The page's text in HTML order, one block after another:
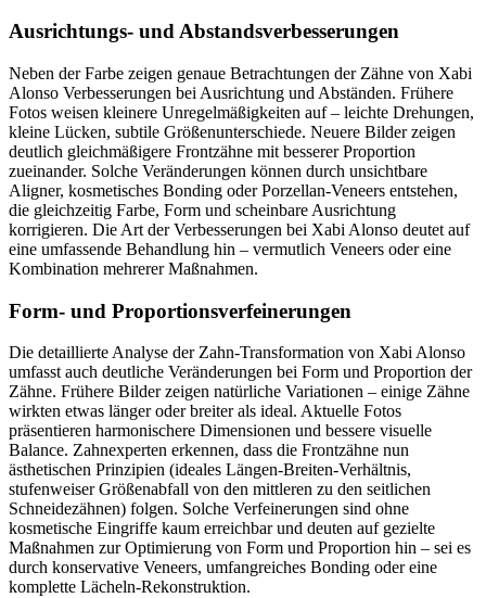
Ausrichtungs- und Abstandsverbesserungen
Neben der Farbe zeigen genaue Betrachtungen der Zähne von Xabi
Alonso Verbesserungen bei Ausrichtung und Abständen. Frühere
Fotos weisen kleinere Unregelmäßigkeiten auf – leichte Drehungen,
kleine Lücken, subtile Größenunterschiede. Neuere Bilder zeigen
deutlich gleichmäßigere Frontzähne mit besserer Proportion
zueinander. Solche Veränderungen können durch unsichtbare
Aligner, kosmetisches Bonding oder Porzellan-Veneers entstehen,
die gleichzeitig Farbe, Form und scheinbare Ausrichtung
korrigieren. Die Art der Verbesserungen bei Xabi Alonso deutet auf
eine umfassende Behandlung hin – vermutlich Veneers oder eine
Kombination mehrerer Maßnahmen.
Form- und Proportionsverfeinerungen
Die detaillierte Analyse der Zahn-Transformation von Xabi Alonso
umfasst auch deutliche Veränderungen bei Form und Proportion der
Zähne. Frühere Bilder zeigen natürliche Variationen – einige Zähne
wirkten etwas länger oder breiter als ideal. Aktuelle Fotos
präsentieren harmonischere Dimensionen und bessere visuelle
Balance. Zahnexperten erkennen, dass die Frontzähne nun
ästhetischen Prinzipien (ideales Längen-Breiten-Verhältnis,
stufenweiser Größenabfall von den mittleren zu den seitlichen
Schneidezähnen) folgen. Solche Verfeinerungen sind ohne
kosmetische Eingriffe kaum erreichbar und deuten auf gezielte
Maßnahmen zur Optimierung von Form und Proportion hin – sei es
durch konservative Veneers, umfangreiches Bonding oder eine
komplette Lächeln-Rekonstruktion.